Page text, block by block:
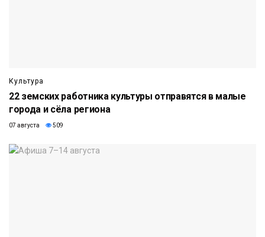
Культура
22 земских работника культуры отправятся в малые
города и сёла региона
07 августа 509